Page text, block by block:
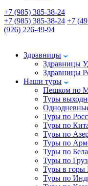
+7 (985) 385-38-24
+7 (985) 385-38-24 +7
(926) 226-49-94
Здравницы
Здравницы
Здравницы
Наши туры
Пешком по
Туры
Туры по
Туры по
Туры по
Туры по
Туры по
Туры по
Туры в горы
Туры по